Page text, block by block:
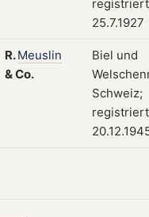
25.7.1927
R.Meuslin
&Co.
Biel und
Schweiz;